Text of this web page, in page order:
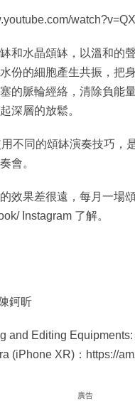
和水晶頌缽，以溫和的
份的細胞產生共振，把
的脈輪經絡，清除負能
深層的放鬆。
不同的頌缽演奏技巧，
會。
效果差很遠，每月一場
Instagram 了解。
鈳昕
and Editing Equipments:
(iPhone XR)：https://
廣告